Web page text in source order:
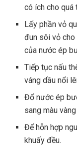
có ích cho quá
Lấy phần vỏ
đun sôi vỏ cho
của nước ép
Tiếp tục nấu
váng dầu nổi
Đổ nước ép
sang màu
Để hỗn hợp
khuấy đều.